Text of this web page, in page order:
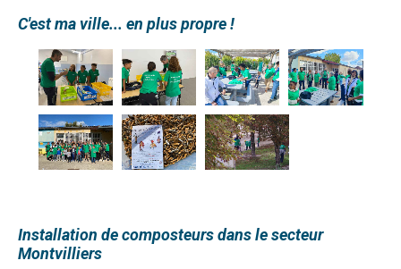
C'est ma ville... en plus propre !
Installation de composteurs dans le secteur
Montvilliers